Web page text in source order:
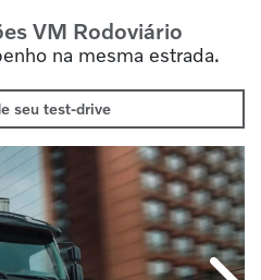
VM Rodoviário
na mesma estrada.
seu test-drive